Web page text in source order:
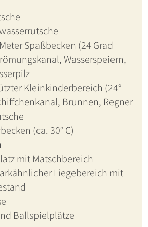
Spaßbecken (24 Grad
Wasserspeiern,
Kleinkinderbereich (24°
Brunnen, Regner
(ca. 30° C)
mit Matschbereich
Liegebereich mit
Ballspielplätze